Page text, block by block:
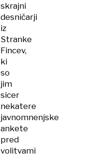
skrajni
desničarji
iz
Stranke
Fincev,
ki
so
jim
sicer
nekatere
javnomnenjske
ankete
pred
volitvami